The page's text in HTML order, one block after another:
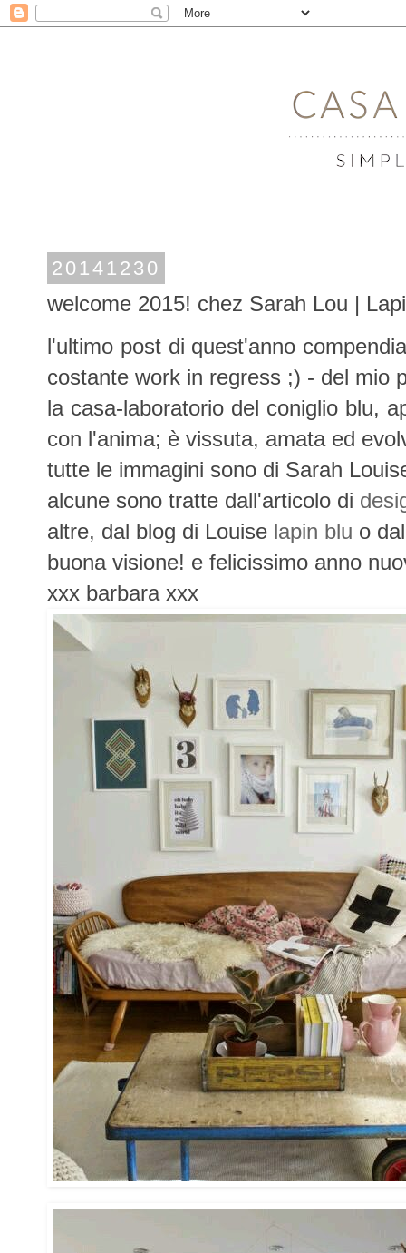
20141230
welcome 2015! chez Sarah Lou |
l'ultimo post di quest'anno
costante work in regress ;) - del
la casa-laboratorio del coniglio blu,
con l'anima; è vissuta, amata ed
tutte le immagini sono di Sarah
alcune sono tratte dall'articolo di
altre, dal blog di Louise lapin blu o
buona visione! e felicissimo anno
xxx barbara xxx